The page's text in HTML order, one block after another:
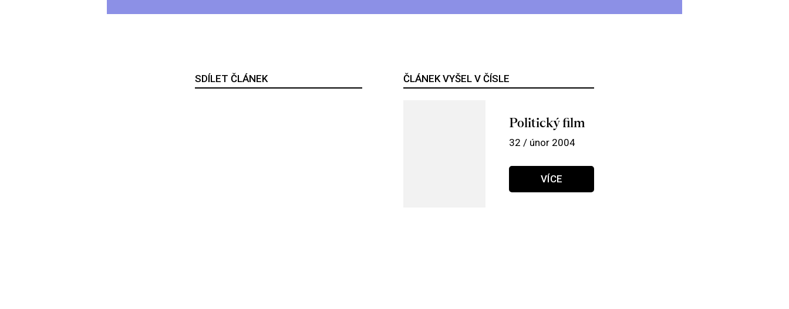
SDÍLET ČLÁNEK ČLÁNEK VYŠEL V ČÍSLE
Politický film
32 / únor 2004
VÍCE